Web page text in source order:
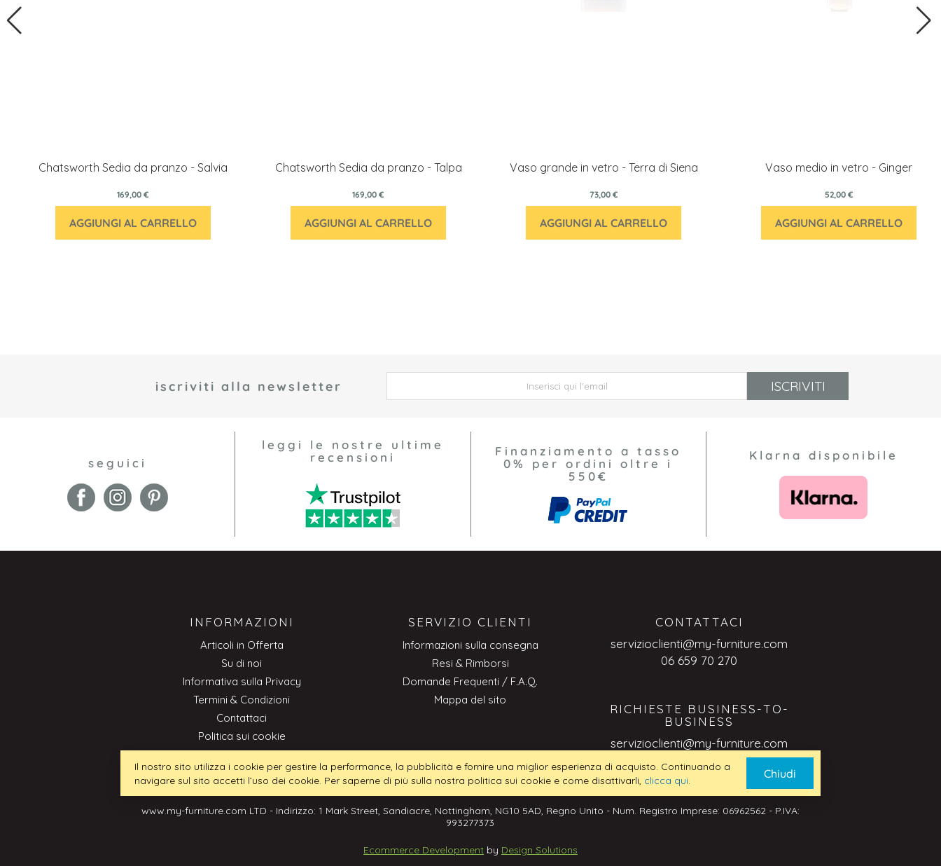
Chatsworth Sedia da pranzo - Salvia
169,00 €
AGGIUNGI AL CARRELLO
Chatsworth Sedia da pranzo - Talpa
169,00 €
AGGIUNGI AL CARRELLO
Vaso grande in vetro - Terra di Siena
73,00 €
AGGIUNGI AL CARRELLO
Vaso medio in vetro - Ginger
52,00 €
AGGIUNGI AL CARRELLO
iscriviti alla newsletter ISCRIVITI
seguici
leggi le nostre ultime
recensioni
Finanziamento a tasso
0% per ordini oltre i
550€
Klarna disponibile
INFORMAZIONI
Articoli in Offerta
Su di noi
Informativa sulla Privacy
Termini & Condizioni
Contattaci
Politica sui cookie
Professionale
SERVIZIO CLIENTI
Informazioni sulla consegna
Resi & Rimborsi
Domande Frequenti / F.A.Q.
Mappa del sito
CONTATTACI
servizioclienti@my-furniture.com
06 659 70 270
RICHIESTE BUSINESS-TO-
BUSINESS
servizioclienti@my-furniture.com
www.my-furniture.com LTD - Indirizzo: 1 Mark Street, Sandiacre, Nottingham, NG10 5AD, Regno Unito - Num. Registro Imprese: 06962562 - P.IVA:
993277373
Ecommerce Developmentby Design Solutions
Il nostro sito utilizza i cookie per gestire la performance, la pubblicità e fornire una miglior esperienza di acquisto. Continuando a
navigare sul sito accetti l’uso dei cookie. Per saperne di più sulla nostra politica sui cookie e come disattivarli, clicca qui Chiudi